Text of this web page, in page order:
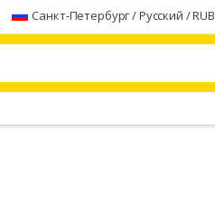
Санкт-Петербург / Русский / RUB